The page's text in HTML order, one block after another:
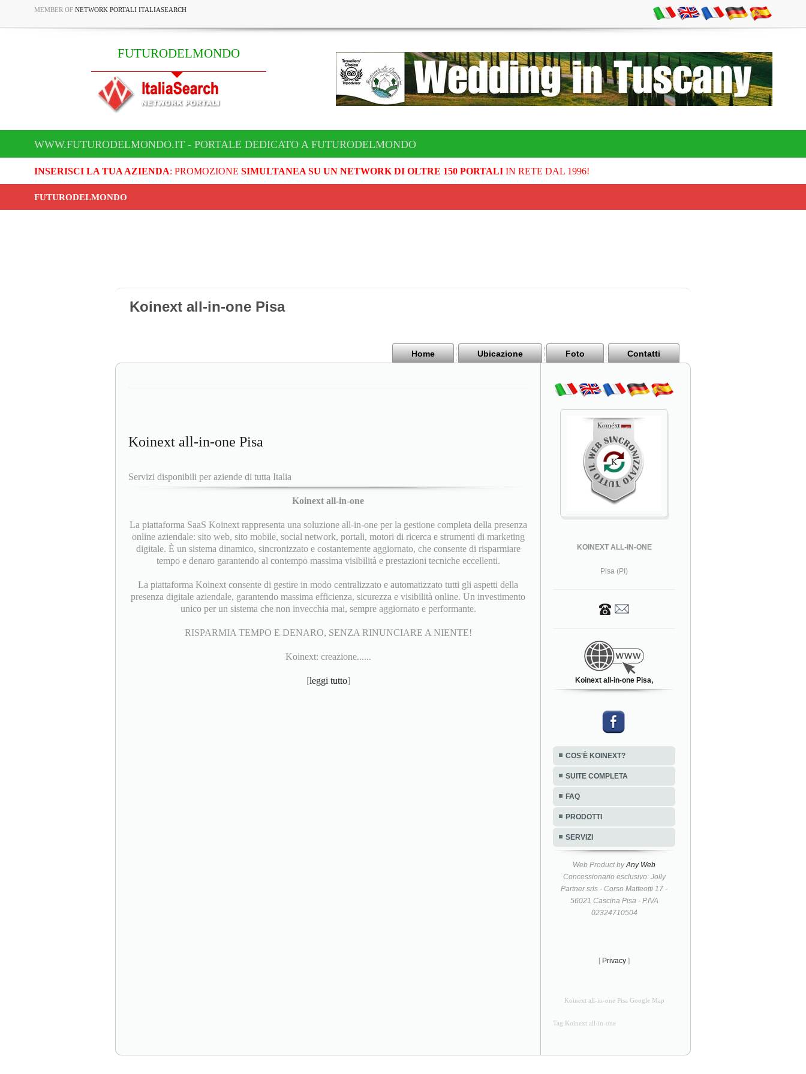
MEMBER OF NETWORK PORTALI ITALIASEARCH
FUTURODELMONDO
WWW.FUTURODELMONDO.IT - PORTALE DEDICATO A FUTURODELMONDO
INSERISCI LA TUA AZIENDA: PROMOZIONE SIMULTANEA SU UN NETWORK DI OLTRE 150 PORTALIIN RETE DAL 1996!
FUTURODELMONDO
Koinext all-in-one Pisa
Home Ubicazione Foto Contatti
Koinext all-in-one Pisa
Servizi disponibili per aziende di tutta Italia
Koinext all-in-one
La piattaforma SaaS Koinext rappresenta una soluzione all-in-one per la gestione completa della presenza
online aziendale: sito web, sito mobile, social network, portali, motori di ricerca e strumenti di marketing
digitale. È un sistema dinamico, sincronizzato e costantemente aggiornato, che consente di risparmiare
tempo e denaro garantendo al contempo massima visibilità e prestazioni tecniche eccellenti.
La piattaforma Koinext consente di gestire in modo centralizzato e automatizzato tutti gli aspetti della
presenza digitale aziendale, garantendo massima efficienza, sicurezza e visibilità online. Un investimento
unico per un sistema che non invecchia mai, sempre aggiornato e performante.
RISPARMIA TEMPO E DENARO, SENZA RINUNCIARE A NIENTE!
Koinext: creazione......
[leggi tutto]
KOINEXT ALL-IN-ONE
Pisa (PI)
Koinext all-in-one Pisa,
COS'È KOINEXT?
SUITE COMPLETA
FAQ
PRODOTTI
SERVIZI
Web Product byAny Web
Concessionario esclusivo: Jolly
Partner srls - Corso Matteotti 17 -
56021 Cascina Pisa - P.IVA
02324710504
[ Privacy ]
Koinext all-in-one Pisa Google Map
Tag Koinext all-in-one